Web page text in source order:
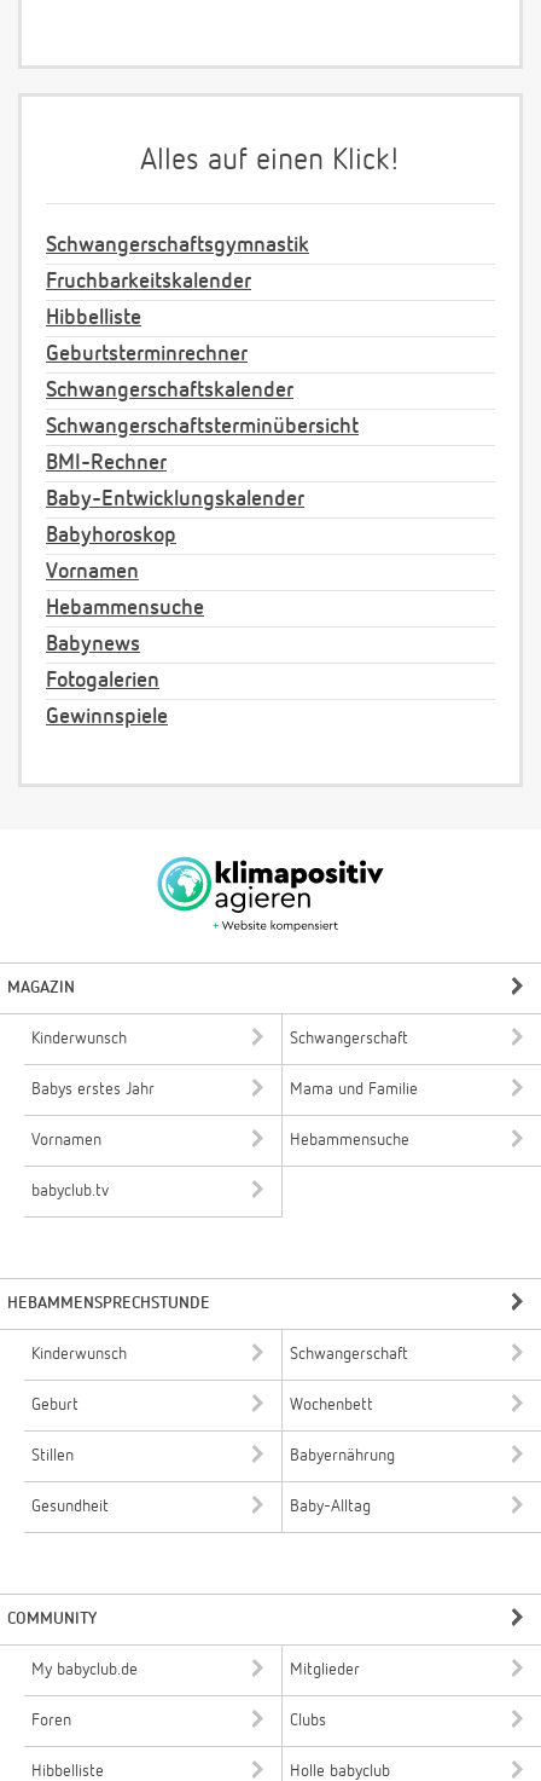
Alles auf einen Klick!
Schwangerschaftsgymnastik
Fruchbarkeitskalender
Hibbelliste
Geburtsterminrechner
Schwangerschaftskalender
Schwangerschaftsterminübersicht
BMI-Rechner
Baby-Entwicklungskalender
Babyhoroskop
Vornamen
Hebammensuche
Babynews
Fotogalerien
Gewinnspiele
MAGAZIN
Kinderwunsch Schwangerschaft
Babys erstes Jahr Mama und Familie
Vornamen Hebammensuche
babyclub.tv
HEBAMMENSPRECHSTUNDE
Kinderwunsch Schwangerschaft
Geburt Wochenbett
Stillen Babyernährung
Gesundheit Baby-Alltag
COMMUNITY
My babyclub.de Mitglieder
Foren Clubs
Hibbelliste Holle babyclub